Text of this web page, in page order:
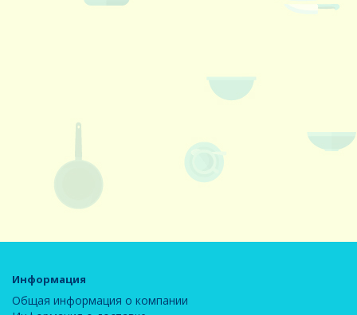
Информация
Общая информация о компании